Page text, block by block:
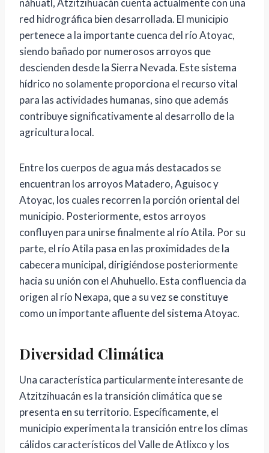
náhuatl, Atzitzihuacán cuenta actualmente con una
red hidrográfica bien desarrollada. El municipio
pertenece a la importante cuenca del río Atoyac,
siendo bañado por numerosos arroyos que
descienden desde la Sierra Nevada. Este sistema
hídrico no solamente proporciona el recurso vital
para las actividades humanas, sino que además
contribuye significativamente al desarrollo de la
agricultura local.
Entre los cuerpos de agua más destacados se
encuentran los arroyos Matadero, Aguisoc y
Atoyac, los cuales recorren la porción oriental del
municipio. Posteriormente, estos arroyos
confluyen para unirse finalmente al río Atila. Por su
parte, el río Atila pasa en las proximidades de la
cabecera municipal, dirigiéndose posteriormente
hacia su unión con el Ahuhuello. Esta confluencia da
origen al río Nexapa, que a su vez se constituye
como un importante afluente del sistema Atoyac.
Diversidad Climática
Una característica particularmente interesante de
Atzitzihuacán es la transición climática que se
presenta en su territorio. Específicamente, el
municipio experimenta la transición entre los climas
cálidos característicos del Valle de Atlixco y los